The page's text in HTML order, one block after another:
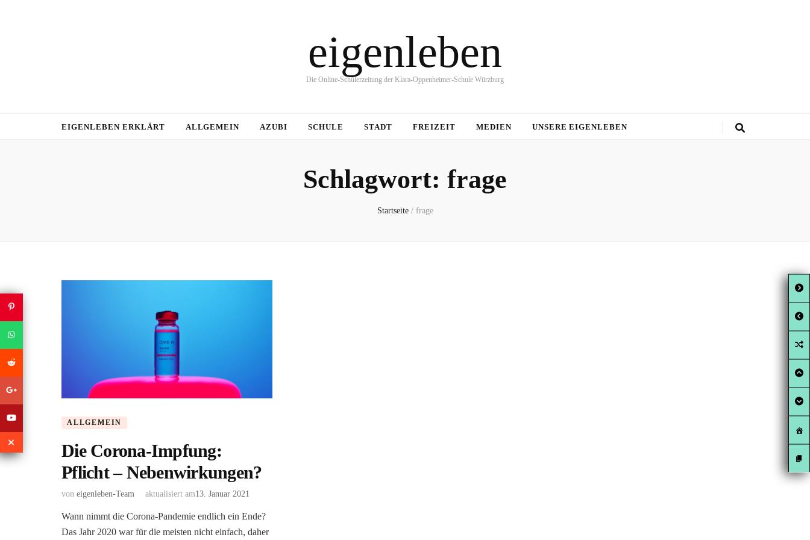
eigenleben
Die Online-Schülerzeitung der Klara-Oppenheimer-Schule Würzburg
EIGENLEBEN ERKLÄRT ALLGEMEIN AZUBI SCHULE STADT FREIZEIT MEDIEN UNSERE EIGENLEBEN
Schlagwort: frage
Startseite / frage
ALLGEMEIN
Die Corona-Impfung:
Pflicht – Nebenwirkungen?
von eigenleben-Team aktualisiert am13. Januar 2021
Wann nimmt die Corona-Pandemie endlich ein Ende?
Das Jahr 2020 war für die meisten nicht einfach, daher